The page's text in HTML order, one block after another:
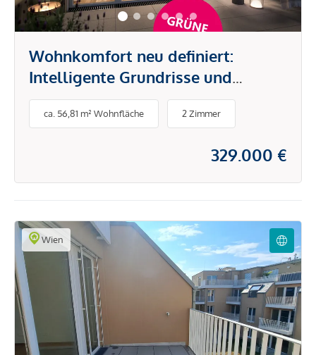
Wohnkomfort neu definiert:
Intelligente Grundrisse und
hochwertige Ausstattung
ca. 56,81 m² Wohnfläche 2 Zimmer
329.000 €
Wien